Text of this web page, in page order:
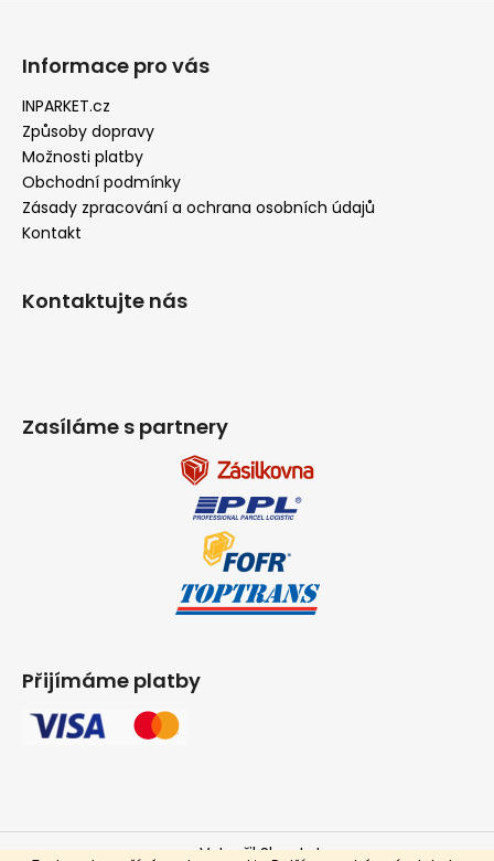
Informace pro vás
INPARKET.cz
Způsoby dopravy
Možnosti platby
Obchodní podmínky
Zásady zpracování a ochrana osobních údajů
Kontakt
Kontaktujte nás
Zasíláme s partnery
Přijímáme platby
Vytvořil Shoptet